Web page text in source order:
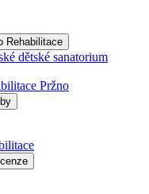
Rehabilitace
dětské sanatorium
Pržno